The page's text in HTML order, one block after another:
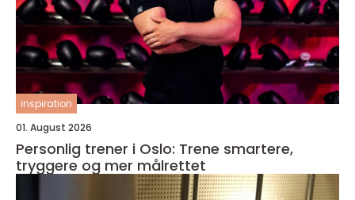
inspiration
01. August 2026
Personlig trener i Oslo: Trene smartere,
tryggere og mer målrettet